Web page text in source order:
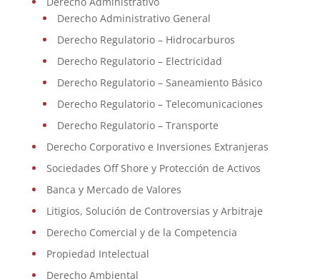
Derecho Administrativo General
Derecho Regulatorio – Hidrocarburos
Derecho Regulatorio – Electricidad
Derecho Regulatorio – Saneamiento Básico
Derecho Regulatorio – Telecomunicaciones
Derecho Regulatorio – Transporte
Derecho Corporativo e Inversiones Extranjeras
Sociedades Off Shore y Protección de Activos
Banca y Mercado de Valores
Litigios, Solución de Controversias y Arbitraje
Derecho Comercial y de la Competencia
Propiedad Intelectual
Derecho Ambiental